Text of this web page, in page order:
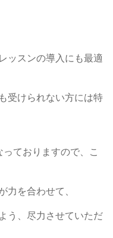
ッスンの導入にも最適
受けられない方には特
ておりますので、こ
力を合わせて、
う、尽力させていただ